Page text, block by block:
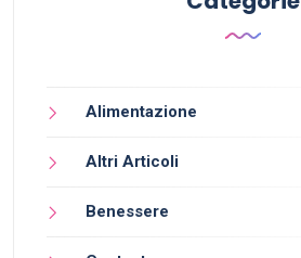
Alimentazione
Altri Articoli
Benessere